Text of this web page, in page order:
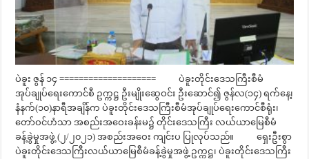
ပဲခူး ဇွန် ၁၄ ==================== ပဲခူးတိုင်းဒေသကြီးစီမံ
အုပ်ချုပ်ရေးကောင်စီ ဥက္ကဋ္ဌ ဦးမျိုးဆွေဝင်း ဦးဆောင်၍ ဇွန်လ(၁၄) ရက်နေ့၊
နံနက်(၁၀)နာရီအချိန်က ပဲခူးတိုင်းဒေသကြီးစီမံအုပ်ချုပ်ရေးကောင်စီရုံး၊
တော်ဝင်ဟံသာ အစည်းအဝေးခန်းမ၌ တိုင်းဒေသကြီး လယ်ယာမြေစီမံ
ခန့်ခွဲမှုအဖွဲ့ (၂/၂၀၂၁) အစည်းအဝေး ကျင်းပ ပြုလုပ်သည်။ ရှေးဦးစွာ
ပဲခူးတိုင်းဒေသကြီးလယ်ယာမြေစီမံခန့်ခွဲမှုအဖွဲ့ ဥက္ကဋ္ဌ၊ ပဲခူးတိုင်းဒေသကြီး